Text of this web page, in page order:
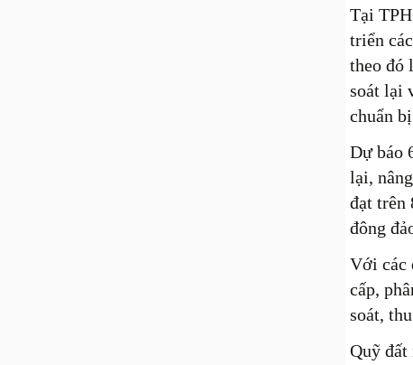
Tại
triển
theo đó
soát lại
chuẩn
Dự báo
lại,
đạt trên
đông
Với các
cấp,
soát,
Quỹ đất